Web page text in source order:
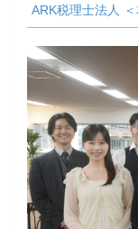
ARK税理士法人 ＜